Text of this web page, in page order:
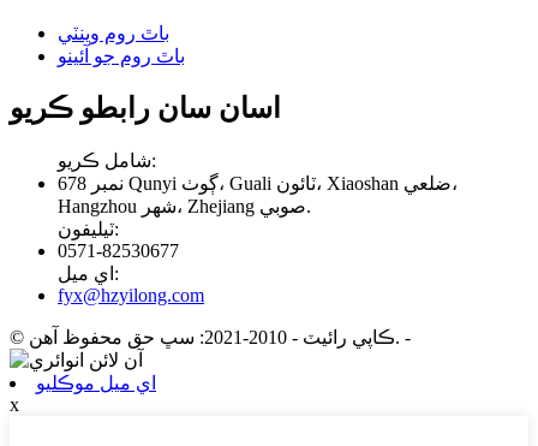
باٿ روم وينٽي
باٿ روم جو آئينو
اسان سان رابطو ڪريو
شامل ڪريو:
نمبر 678 Qunyi ڳوٺ، Guali ٽائون، Xiaoshan ضلعي،
Hangzhou شهر، Zhejiang صوبي.
ٽيليفون:
0571-82530677
اي ميل:
fyx@hzyilong.com
© ڪاپي رائيٽ - 2010-2021: سڀ حق محفوظ آهن. -
اي ميل موڪليو
x